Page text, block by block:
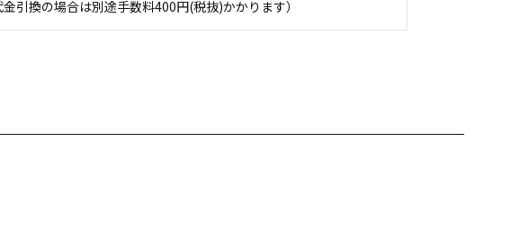
引換の場合は別途手数料400円(税抜)かかります）